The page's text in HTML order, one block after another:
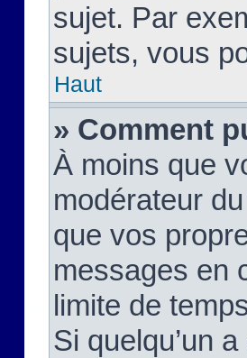
sujet. Par
sujets, vous
Haut
» Comment
À moins que
modérateur
que vos
messages en
limite de
Si quelqu’un